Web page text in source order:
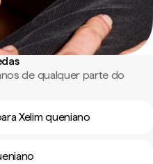
de qualquer parte do
Xelim queniano